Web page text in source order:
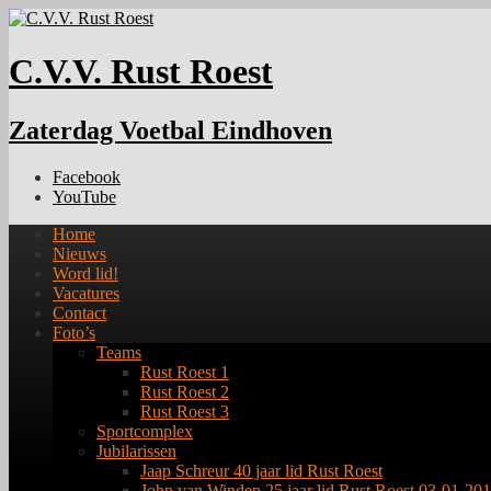
C.V.V. Rust Roest
Zaterdag Voetbal Eindhoven
Facebook
YouTube
Home
Nieuws
Word lid!
Vacatures
Contact
Foto’s
Teams
Rust Roest 1
Rust Roest 2
Rust Roest 3
Sportcomplex
Jubilarissen
Jaap Schreur 40 jaar lid Rust Roest